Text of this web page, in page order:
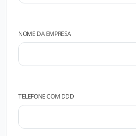
NOME DA EMPRESA
TELEFONE COM DDD